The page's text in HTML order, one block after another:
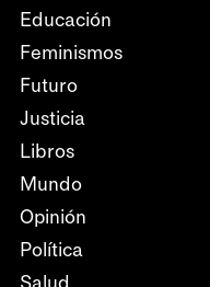
Educación
Feminismos
Futuro
Justicia
Libros
Mundo
Opinión
Política